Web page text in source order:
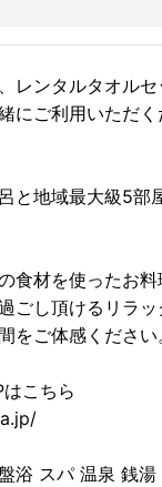
レンタルタオル
にご利用いただ
と地域最大級5
食材を使ったお
ごし頂けるリラッ
をご体感ください
こちら
浴 スパ 温泉 銭